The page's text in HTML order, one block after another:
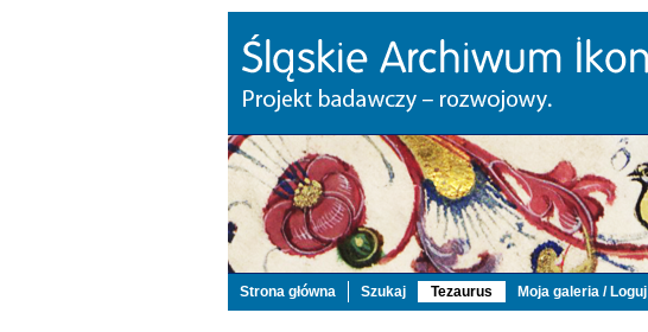
Strona główna Szukaj Tezaurus Moja galeria / Loguj